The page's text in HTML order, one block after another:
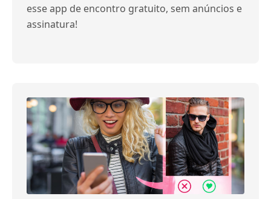
esse app de encontro gratuito, sem anúncios e
assinatura!